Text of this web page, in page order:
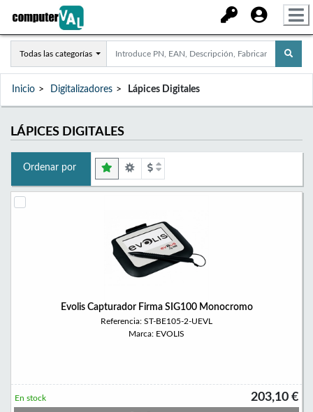
Todas las categorías
Inicio Digitalizadores Lápices Digitales
LÁPICES DIGITALES
Ordenar por
Evolis Capturador Firma SIG100 Monocromo
Referencia: ST-BE105-2-UEVL
Marca: EVOLIS
203,10 €
En stock